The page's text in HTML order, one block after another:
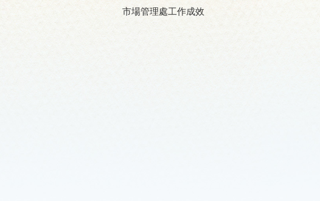
市場管理處工作成效